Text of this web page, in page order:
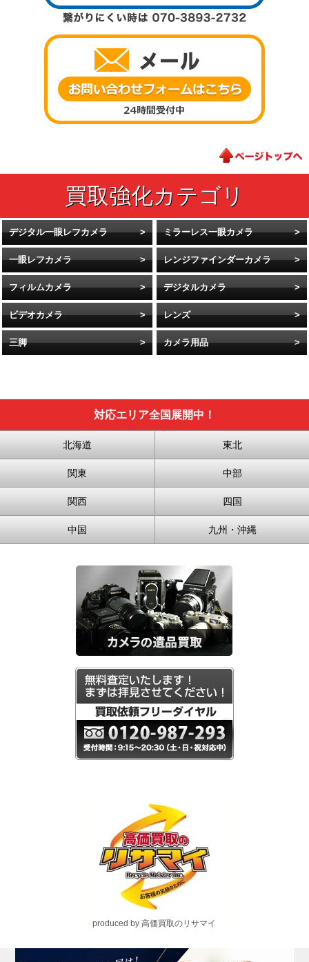
デジタル一眼レフカメラ ミラーレス一眼カメラ
一眼レフカメラ レンジファインダーカメラ
フィルムカメラ デジタルカメラ
ビデオカメラ レンズ
三脚 カメラ用品
対応エリア全国展開中！
北海道 東北
関東 中部
関西 四国
中国 九州・沖縄
produced by 高価買取のリサマイ